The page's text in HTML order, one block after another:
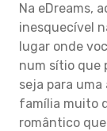
Na eDreams,
inesquecível
lugar onde
num sítio que
seja para
família muito
romântico